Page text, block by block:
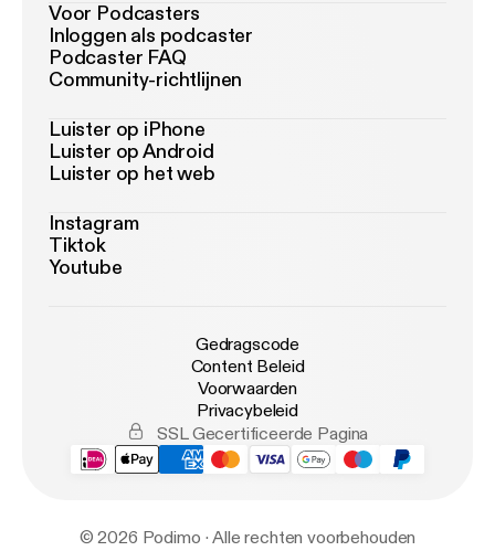
Voor Podcasters
Inloggen als podcaster
Podcaster FAQ
Community-richtlijnen
Luister op iPhone
Luister op Android
Luister op het web
Instagram
Tiktok
Youtube
Gedragscode
Content Beleid
Voorwaarden
Privacybeleid
SSL Gecertificeerde Pagina
© 2026 Podimo · Alle rechten voorbehouden